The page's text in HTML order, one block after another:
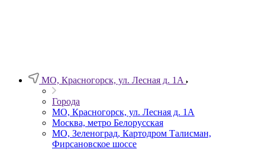
МО, Красногорск, ул. Лесная д. 1А
Города
МО, Красногорск, ул. Лесная д. 1А
Москва, метро Белорусская
МО, Зеленоград, Картодром Талисман,
Фирсановское шоссе